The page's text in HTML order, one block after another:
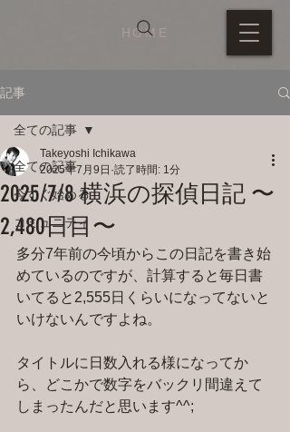
HOME
記事
全ての記事
今すぐ始める
コミュニティ
全ての記事
2025/7/8 横浜の探偵日記 〜
2,480日目〜
Takeyoshi Ichikawa
2025年7月9日 読了時間: 1分
多分7年前の今頃からこの日記を書き始
めているのですが、計算すると毎日書
いてると2,555日くらいになってないと
いけないんですよね。
タイトルに日数入れる様になってか
ら、どこかで数字をバックリ間違えて
しまったんだと思います^^;